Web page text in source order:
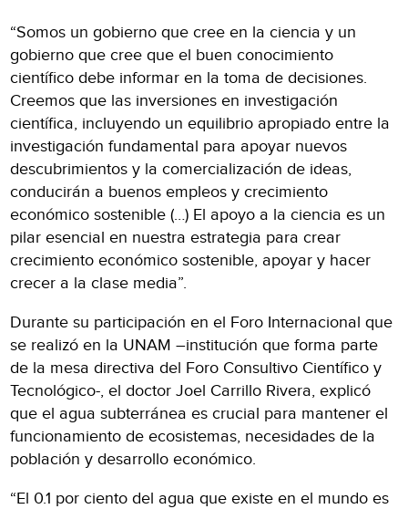
“Somos un gobierno que cree en la ciencia y un
gobierno que cree que el buen conocimiento
científico debe informar en la toma de decisiones.
Creemos que las inversiones en investigación
científica, incluyendo un equilibrio apropiado entre la
investigación fundamental para apoyar nuevos
descubrimientos y la comercialización de ideas,
conducirán a buenos empleos y crecimiento
económico sostenible (…) El apoyo a la ciencia es un
pilar esencial en nuestra estrategia para crear
crecimiento económico sostenible, apoyar y hacer
crecer a la clase media”.
Durante su participación en el Foro Internacional que
se realizó en la UNAM –institución que forma parte
de la mesa directiva del Foro Consultivo Científico y
Tecnológico-, el doctor Joel Carrillo Rivera, explicó
que el agua subterránea es crucial para mantener el
funcionamiento de ecosistemas, necesidades de la
población y desarrollo económico.
“El 0.1 por ciento del agua que existe en el mundo es